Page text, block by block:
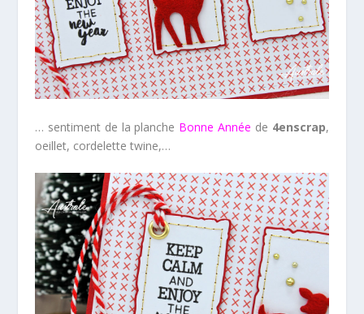
… sentiment de la planche Bonne Année de 4enscrap,
oeillet, cordelette twine,…